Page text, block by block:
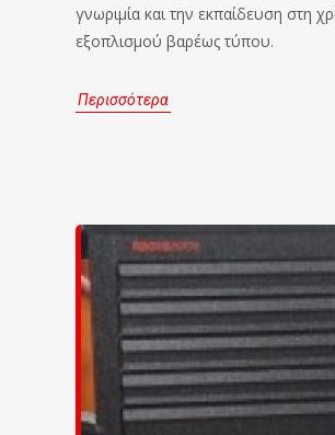
γνωριμία και την εκπαίδευση στη
εξοπλισμού βαρέως τύπου.
Περισσότερα